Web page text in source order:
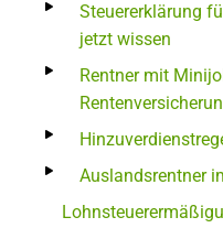
Steuererklärung
jetzt wissen
Rentner mit
Auslandsrentner